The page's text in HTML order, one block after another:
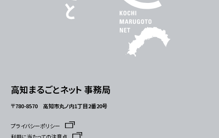
高知まるごとネット 事務局
〒780-8570 高知市丸ノ内1丁目2番20号
プライバシーポリシー